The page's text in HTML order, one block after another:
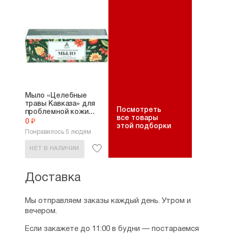
Мыло «Целебные
травы Кавказа» для
проблемной кожи...
0 ₽
Понравилось 5 людям
НЕТ В НАЛИЧИИ
Посмотреть
все товары
этой подборки
Доставка
Мы отправляем заказы каждый день. Утром и
вечером.
Если закажете до 11:00 в будни — постараемся